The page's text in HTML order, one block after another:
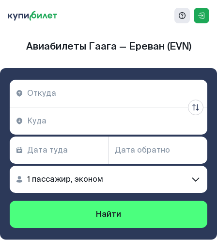
Авиабилеты Гаага — Ереван (EVN)
Найти